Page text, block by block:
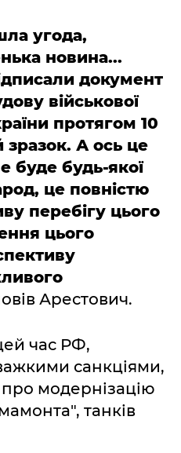
угода,
новина...
документ
військової
протягом 10
зразок. А ось це
буде будь-якої
це повністю
перебігу цього
цього
Арестович.
час РФ,
санкціями,
модернізацію
танків